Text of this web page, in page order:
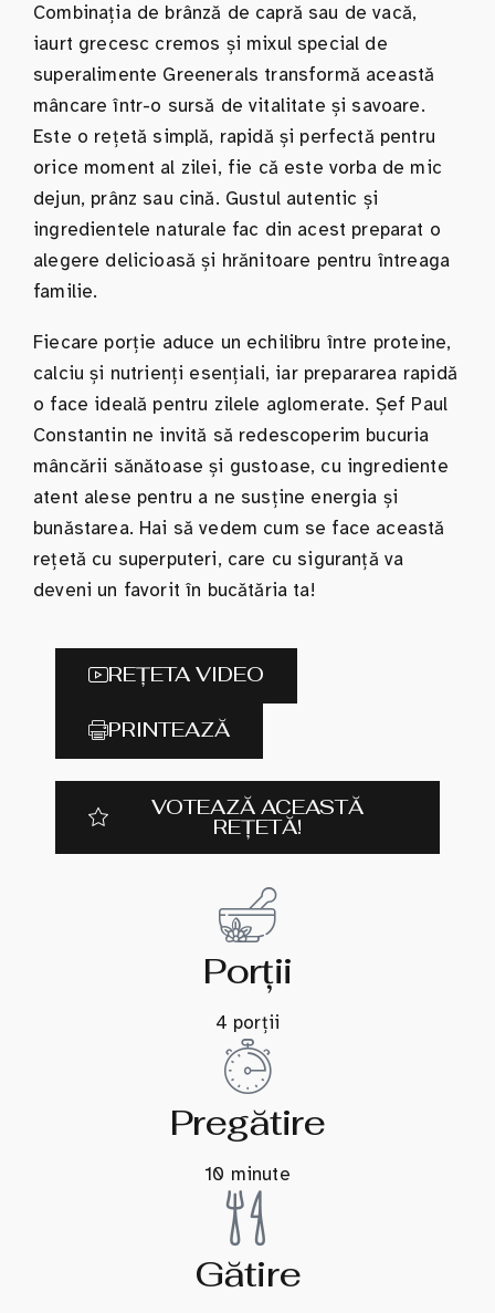
Combinația de brânză de capră sau de vacă,
iaurt grecesc cremos și mixul special de
superalimente Greenerals transformă această
mâncare într-o sursă de vitalitate și savoare.
Este o rețetă simplă, rapidă și perfectă pentru
orice moment al zilei, fie că este vorba de mic
dejun, prânz sau cină. Gustul autentic și
ingredientele naturale fac din acest preparat o
alegere delicioasă și hrănitoare pentru întreaga
familie.
Fiecare porție aduce un echilibru între proteine,
calciu și nutrienți esențiali, iar prepararea rapidă
o face ideală pentru zilele aglomerate. Șef Paul
Constantin ne invită să redescoperim bucuria
mâncării sănătoase și gustoase, cu ingrediente
atent alese pentru a ne susține energia și
bunăstarea. Hai să vedem cum se face această
rețetă cu superputeri, care cu siguranță va
deveni un favorit în bucătăria ta!
REȚETA VIDEO
PRINTEAZĂ
VOTEAZĂ ACEASTĂ
REȚETĂ!
Porții
4 porții
Pregătire
10 minute
Gătire